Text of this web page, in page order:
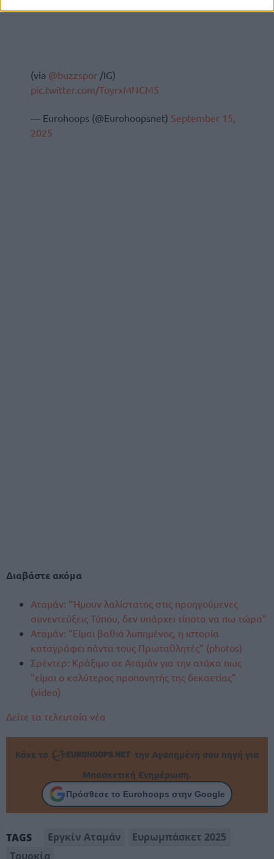
(via @buzzspor /IG)
pic.twitter.com/ToyrxMNCM5
— Eurohoops (@Eurohoopsnet) September 15,
2025
Διαβάστε ακόμα
Αταμάν: “Ήμουν λαλίστατος στις προηγούμενες
συνεντεύξεις Τύπου, δεν υπάρχει τίποτα να πω τώρα”
Αταμάν: “Είμαι βαθιά λυπημένος, η ιστορία
καταγράφει πάντα τους Πρωταθλητές” (photos)
Σρέντερ: Κράξιμο σε Αταμάν για την ατάκα πως
“είμαι ο καλύτερος προπονητής της δεκαετίας”
(video)
Δείτε τα τελευταία νέα
Κάνε το
την Αγαπημένη σου πηγή για
Μπασκετική Ενημέρωση.
Πρόσθεσε το Eurohoops στην Google
TAGS Εργκίν Αταμάν
Ευρωμπάσκετ 2025
Τουρκία